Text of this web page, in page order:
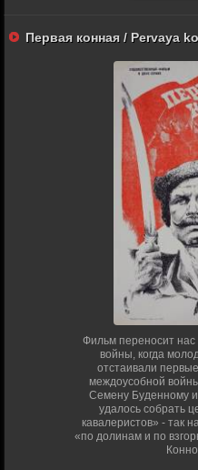
Первая конная / Pervaya
Фильм переносит нас
войны, когда
отстаивали
междоусобной
Семену Буденному
удалось собрать
кавалеристов» - так
«по долинам и по